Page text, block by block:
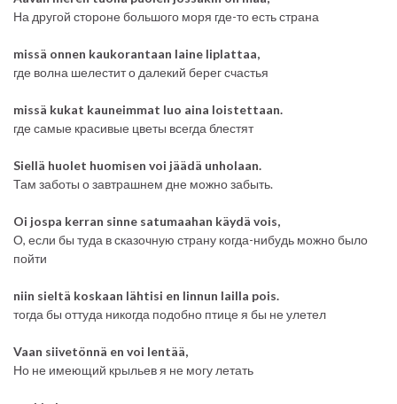
На другой стороне большого моря где-то есть страна
missä onnen kaukorantaan laine liplattaa,
где волна шелестит о далекий берег счастья
missä kukat kauneimmat luo aina loistettaan.
где самые красивые цветы всегда блестят
Siellä huolet huomisen voi jäädä unholaan.
Там заботы о завтрашнем дне можно забыть.
Oi jospa kerran sinne satumaahan käydä vois,
О, если бы туда в сказочную страну когда-нибудь можно было
пойти
niin sieltä koskaan lähtisi en linnun lailla pois.
тогда бы оттуда никогда подобно птице я бы не улетел
Vaan siivetönnä en voi lentää,
Но не имеющий крыльев я не могу летать